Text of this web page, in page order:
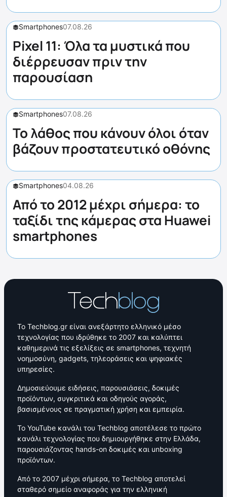
Smartphones07.08.26
Pixel 11: Όλα τα μυστικά που
διέρρευσαν πριν την
παρουσίαση
Smartphones07.08.26
Το λάθος που κάνουν όλοι όταν
βάζουν προστατευτικό οθόνης
Smartphones04.08.26
Από το 2012 μέχρι σήμερα: το
ταξίδι της κάμερας στα Huawei
smartphones
Το Techblog.gr είναι ανεξάρτητο ελληνικό μέσο
τεχνολογίας που ιδρύθηκε το 2007 και καλύπτει
καθημερινά τις εξελίξεις σε smartphones, τεχνητή
νοημοσύνη, gadgets, τηλεοράσεις και ψηφιακές
υπηρεσίες.
Δημοσιεύουμε ειδήσεις, παρουσιάσεις, δοκιμές
προϊόντων, συγκριτικά και οδηγούς αγοράς,
βασισμένους σε πραγματική χρήση και εμπειρία.
Το YouTube κανάλι του Techblog αποτέλεσε το πρώτο
κανάλι τεχνολογίας που δημιουργήθηκε στην Ελλάδα,
παρουσιάζοντας hands-on δοκιμές και unboxing
προϊόντων.
Από το 2007 μέχρι σήμερα, το Techblog αποτελεί
σταθερό σημείο αναφοράς για την ελληνική